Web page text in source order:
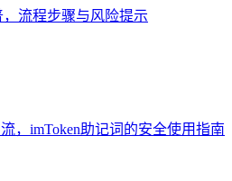
流程步骤与风险提示
，imToken助记词的安全使用指南